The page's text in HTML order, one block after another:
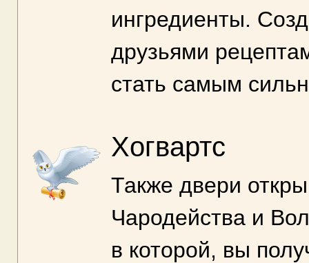
ингредиенты.
друзьями
стать самым
Хогвартс
Также двери
Чародейства и
в которой, вы